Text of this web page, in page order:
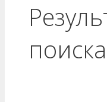
поиска